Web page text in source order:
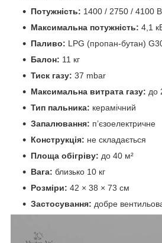
Потужність: 1400 / 2750 / 4100
Максимальна потужність: 4,1
Паливо: LPG (пропан-бутан)
Балон: 11 кг
Тиск газу: 37 mbar
Максимальна витрата газу: до
Тип пальника: керамічний
Запалювання: п’єзоелектричне
Конструкція: не складається
Площа обігріву: до 40 м²
Вага: близько 10 кг
Розміри: 42 × 38 × 73 см
Застосування: добре